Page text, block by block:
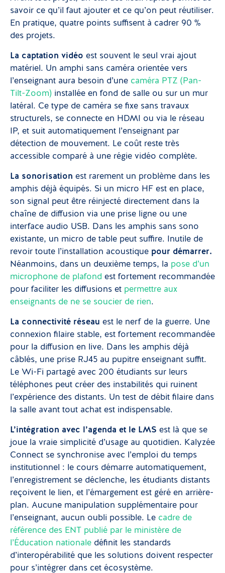
savoir ce qu’il faut ajouter et ce qu’on peut réutiliser.
En pratique, quatre points suffisent à cadrer 90 %
des projets.
La captation vidéo est souvent le seul vrai ajout
matériel. Un amphi sans caméra orientée vers
l’enseignant aura besoin d’une caméra PTZ (Pan-
Tilt-Zoom) installée en fond de salle ou sur un mur
latéral. Ce type de caméra se fixe sans travaux
structurels, se connecte en HDMI ou via le réseau
IP, et suit automatiquement l’enseignant par
détection de mouvement. Le coût reste très
accessible comparé à une régie vidéo complète.
La sonorisation est rarement un problème dans les
amphis déjà équipés. Si un micro HF est en place,
son signal peut être réinjecté directement dans la
chaîne de diffusion via une prise ligne ou une
interface audio USB. Dans les amphis sans sono
existante, un micro de table peut suffire. Inutile de
revoir toute l’installation acoustique pour démarrer.
Néanmoins, dans un deuxième temps, la pose d’un
microphone de plafond est fortement recommandée
pour faciliter les diffusions et permettre aux
enseignants de ne se soucier de rien.
La connectivité réseau est le nerf de la guerre. Une
connexion filaire stable, est fortement recommandée
pour la diffusion en live. Dans les amphis déjà
câblés, une prise RJ45 au pupitre enseignant suffit.
Le Wi-Fi partagé avec 200 étudiants sur leurs
téléphones peut créer des instabilités qui ruinent
l’expérience des distants. Un test de débit filaire dans
la salle avant tout achat est indispensable.
L’intégration avec l’agenda et le LMS est là que se
joue la vraie simplicité d’usage au quotidien. Kalyzée
Connect se synchronise avec l’emploi du temps
institutionnel : le cours démarre automatiquement,
l’enregistrement se déclenche, les étudiants distants
reçoivent le lien, et l’émargement est géré en arrière-
plan. Aucune manipulation supplémentaire pour
l’enseignant, aucun oubli possible. Le cadre de
référence des ENT publié par le ministère de
l’Éducation nationale définit les standards
d’interopérabilité que les solutions doivent respecter
pour s’intégrer dans cet écosystème.